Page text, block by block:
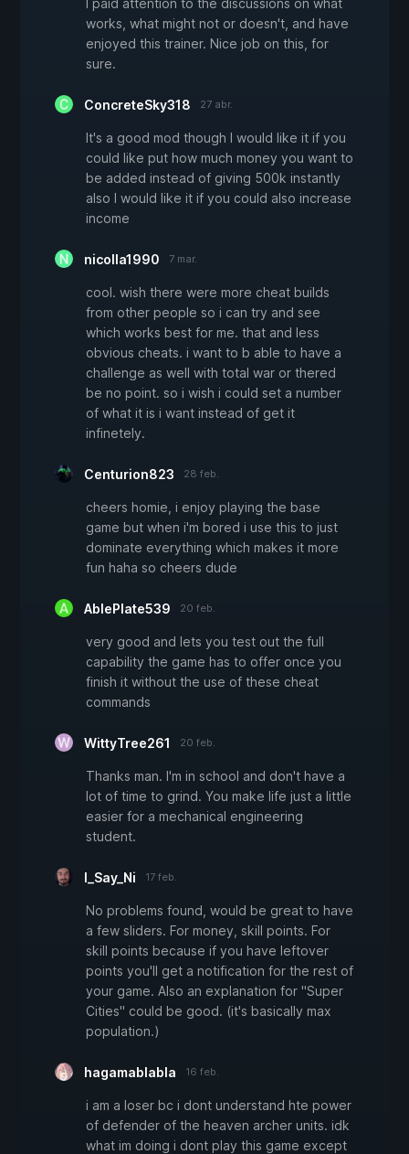
works, what might not or doesn't, and have
enjoyed this trainer. Nice job on this, for
sure.
ConcreteSky318 27 abr.
It's a good mod though I would like it if you
could like put how much money you want to
be added instead of giving 500k instantly
also I would like it if you could also increase
income
nicolla1990 7 mar.
cool. wish there were more cheat builds
from other people so i can try and see
which works best for me. that and less
obvious cheats. i want to b able to have a
challenge as well with total war or thered
be no point. so i wish i could set a number
of what it is i want instead of get it
infinetely.
Centurion823 28 feb.
cheers homie, i enjoy playing the base
game but when i'm bored i use this to just
dominate everything which makes it more
fun haha so cheers dude
AblePlate539 20 feb.
very good and lets you test out the full
capability the game has to offer once you
finish it without the use of these cheat
commands
WittyTree261 20 feb.
Thanks man. I'm in school and don't have a
lot of time to grind. You make life just a little
easier for a mechanical engineering
student.
I_Say_Ni 17 feb.
No problems found, would be great to have
a few sliders. For money, skill points. For
skill points because if you have leftover
points you'll get a notification for the rest of
your game. Also an explanation for "Super
Cities" could be good. (it's basically max
population.)
hagamablabla 16 feb.
i am a loser bc i dont understand hte power
of defender of the heaven archer units. idk
what im doing i dont play this game except